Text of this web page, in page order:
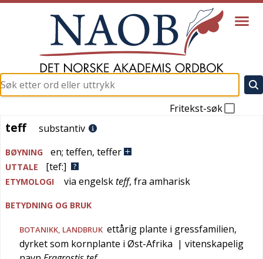
Fritekst-søk
teff
teff substantiv
BØYNING en; teffen, teffer
UTTALE [tef:]
ETYMOLOGI via engelskteff, fra amharisk
BETYDNING OG BRUK
BOTANIKK, LANDBRUK ettårig plante i gressfamilien,
dyrket som kornplante i Øst-Afrika | vitenskapelig